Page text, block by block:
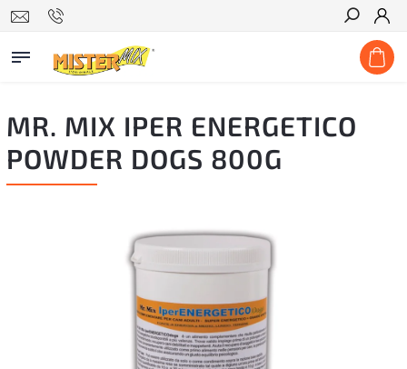
Hľadať
MR. MIX IPER ENERGETICO
POWDER DOGS 800G